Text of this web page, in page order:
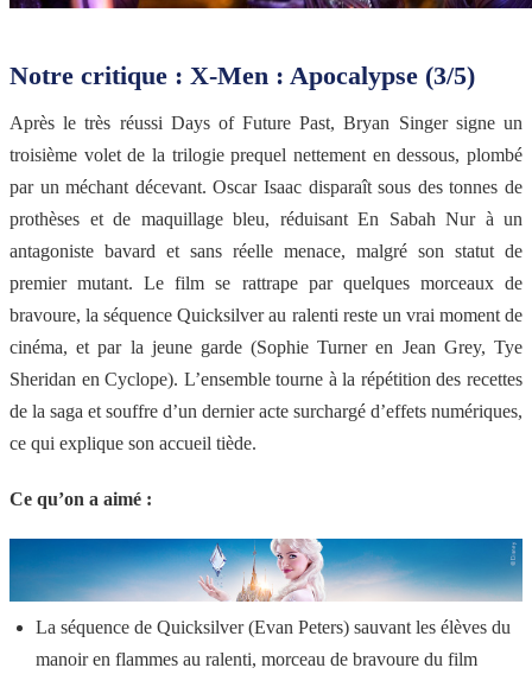
Notre critique : X-Men : Apocalypse (3/5)
Après le très réussi Days of Future Past, Bryan Singer signe un
troisième volet de la trilogie prequel nettement en dessous, plombé
par un méchant décevant. Oscar Isaac disparaît sous des tonnes de
prothèses et de maquillage bleu, réduisant En Sabah Nur à un
antagoniste bavard et sans réelle menace, malgré son statut de
premier mutant. Le film se rattrape par quelques morceaux de
bravoure, la séquence Quicksilver au ralenti reste un vrai moment de
cinéma, et par la jeune garde (Sophie Turner en Jean Grey, Tye
Sheridan en Cyclope). L’ensemble tourne à la répétition des recettes
de la saga et souffre d’un dernier acte surchargé d’effets numériques,
ce qui explique son accueil tiède.
Ce qu’on a aimé :
La séquence de Quicksilver (Evan Peters) sauvant les élèves du
manoir en flammes au ralenti, morceau de bravoure du film